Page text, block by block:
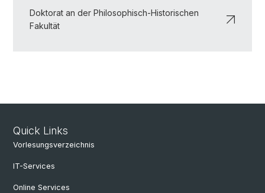
Doktorat an der Philosophisch-Historischen
Fakultät
Quick Links
Vorlesungsverzeichnis
IT-Services
Online Services